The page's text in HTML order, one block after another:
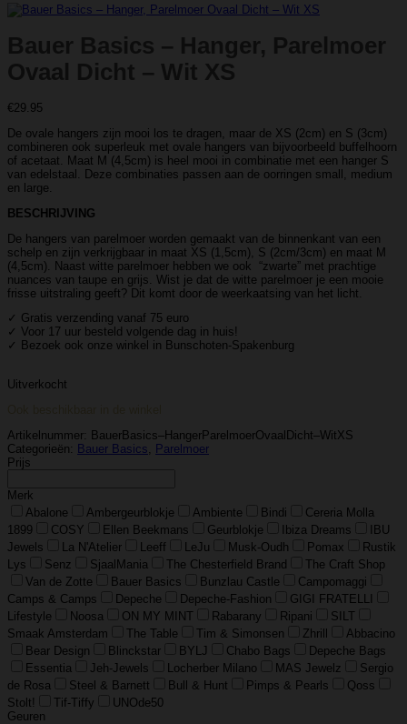
Bauer Basics – Hanger, Parelmoer
Ovaal Dicht – Wit XS
€29.95
De ovale hangers zijn mooi los te dragen, maar de XS (2cm) en S (3cm)
combineren ook superleuk met ovale hangers van bijvoorbeeld buffelhoorn
of acetaat. Maat M (4,5cm) is heel mooi in combinatie met een hanger S
van edelstaal. Deze combinaties passen aan de oorringen small, medium
en large.
BESCHRIJVING
De hangers van parelmoer worden gemaakt van de binnenkant van een
schelp en zijn verkrijgbaar in maat XS (1,5cm), S (2cm/3cm) en maat M
(4,5cm). Naast witte parelmoer hebben we ook “zwarte” met prachtige
nuances van taupe en grijs. Wist je dat de witte parelmoer je een mooie
frisse uitstraling geeft? Dit komt door de weerkaatsing van het licht.
✓ Gratis verzending vanaf 75 euro
✓ Voor 17 uur besteld volgende dag in huis!
✓ Bezoek ook onze winkel in Bunschoten-Spakenburg
Uitverkocht
Artikelnummer: BauerBasics–HangerParelmoerOvaalDicht–WitXS
Categorieën: Bauer Basics
Parelmoer
Prijs
Merk
Abalone
Ambergeurblokje Ambiente Bindi
Cereria Molla
1899
COSY Ellen Beekmans Geurblokje Ibiza Dreams
IBU
Jewels
La N'Atelier Leeff LeJu Musk-Oudh Pomax
Rustik
Lys
Senz SjaalMania The Chesterfield Brand
The Craft Shop
Van de Zotte
Bauer Basics Bunzlau Castle
Campomaggi
Camps & Camps
Depeche Depeche-Fashion
GIGI FRATELLI
Lifestyle
Noosa ON MY MINT Rabarany Ripani
SILT
Smaak Amsterdam
The Table Tim & Simonsen Zhrill
Abbacino
Bear Design
Blinckstar BYLJ Chabo Bags
Depeche Bags
Essentia
Jeh-Jewels Locherber Milano MAS Jewelz
Sergio
de Rosa
Steel & Barnett Bull & Hunt Pimps & Pearls
Qoss
Stolt!
Tif-Tiffy
UNOde50
Geuren